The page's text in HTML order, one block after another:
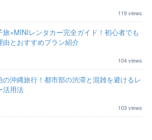
119 views
旅×MINIレンタカー完全ガイド！初心者でも
由とおすすめプラン紹介
104 views
の沖縄旅行！都市部の渋滞と混雑を避けるレ
活用法
103 views